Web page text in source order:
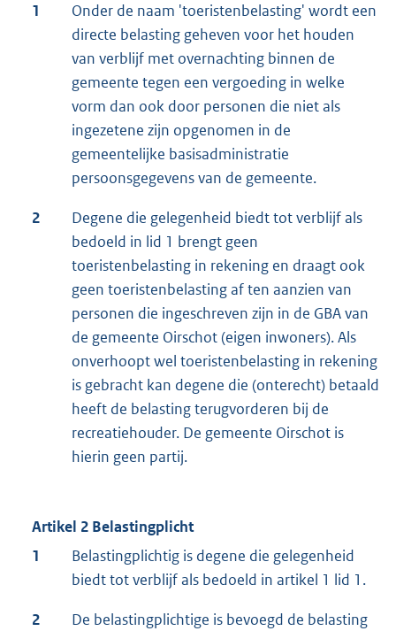
1
Onder de naam 'toeristenbelasting' wordt een
directe belasting geheven voor het houden
van verblijf met overnachting binnen de
gemeente tegen een vergoeding in welke
vorm dan ook door personen die niet als
ingezetene zijn opgenomen in de
gemeentelijke basisadministratie
persoonsgegevens van de gemeente.
2
Degene die gelegenheid biedt tot verblijf als
bedoeld in lid 1 brengt geen
toeristenbelasting in rekening en draagt ook
geen toeristenbelasting af ten aanzien van
personen die ingeschreven zijn in de GBA van
de gemeente Oirschot (eigen inwoners). Als
onverhoopt wel toeristenbelasting in rekening
is gebracht kan degene die (onterecht) betaald
heeft de belasting terugvorderen bij de
recreatiehouder. De gemeente Oirschot is
hierin geen partij.
Artikel 2 Belastingplicht
1
Belastingplichtig is degene die gelegenheid
biedt tot verblijf als bedoeld in artikel 1 lid 1.
2
De belastingplichtige is bevoegd de belasting